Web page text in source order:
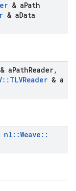
& aPath
& aData
& aPathReader,
:: TLVReader & a
nl ::Weave ::